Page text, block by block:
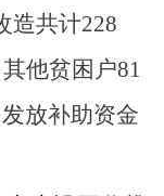
造共计228
其他贫困户81
放补助资金